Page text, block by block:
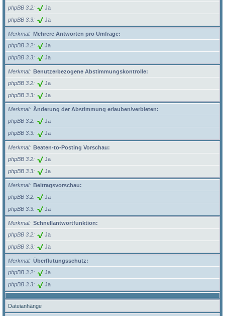
phpBB 3.2
Ja
phpBB 3.3 Ja
Merkmal
Mehrere Antworten pro Umfrage:
phpBB 3.2
Ja
phpBB 3.3 Ja
Merkmal
Benutzerbezogene Abstimmungskontrolle:
phpBB 3.2
Ja
phpBB 3.3 Ja
Merkmal
Änderung der Abstimmung erlauben/verbieten:
phpBB 3.2
Ja
phpBB 3.3 Ja
Merkmal
Beaten-to-Posting Vorschau:
phpBB 3.2
Ja
phpBB 3.3 Ja
Merkmal
Beitragsvorschau:
phpBB 3.2
Ja
phpBB 3.3 Ja
Merkmal
Schnellantwortfunktion:
phpBB 3.2
Ja
phpBB 3.3 Ja
Merkmal
Überflutungsschutz:
phpBB 3.2
Ja
phpBB 3.3 Ja
Dateianhänge